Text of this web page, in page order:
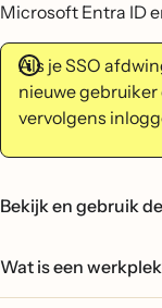
Microsoft Entra ID
Als je SSO
nieuwe
vervolgens
Bekijk en gebruik
Wat is een